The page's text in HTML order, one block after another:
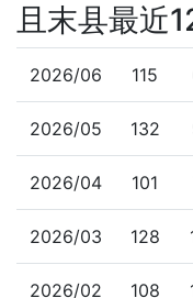
且末县最近
2026/06 115
2026/05 132
2026/04 101
2026/03 128
2026/02 108